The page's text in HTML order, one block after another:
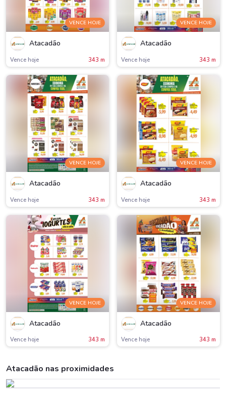
VENCE HOJE
Atacadão
Vence hoje 343 m
VENCE HOJE
Atacadão
Vence hoje 343 m
VENCE HOJE
Atacadão
Vence hoje 343 m
VENCE HOJE
Atacadão
Vence hoje 343 m
VENCE HOJE
Atacadão
Vence hoje 343 m
VENCE HOJE
Atacadão
Vence hoje 343 m
Atacadão nas proximidades